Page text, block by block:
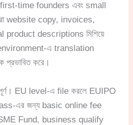
time founders এবং small
website copy, invoices,
product descriptions মিশিয়ে
এ translation
করে।
EU level-এ file করলে EUIPO
এর জন্য basic online fee
Fund, business qualify